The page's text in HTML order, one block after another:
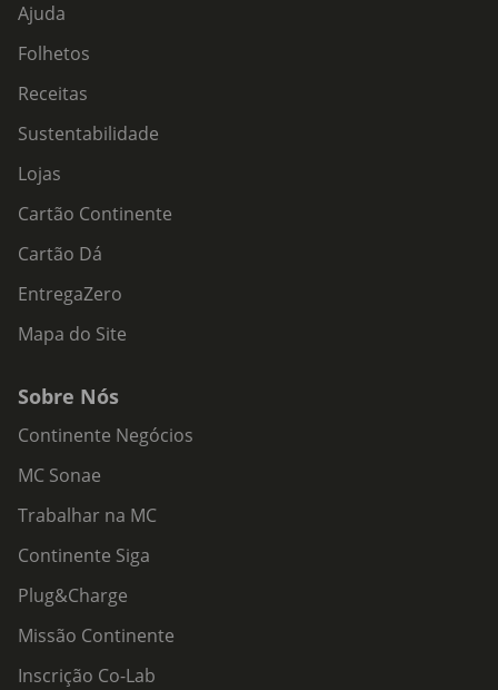
Ajuda
Folhetos
Receitas
Sustentabilidade
Lojas
Cartão Continente
Cartão Dá
EntregaZero
Mapa do Site
Sobre Nós
Continente Negócios
MC Sonae
Trabalhar na MC
Continente Siga
Plug&Charge
Missão Continente
Inscrição Co-Lab